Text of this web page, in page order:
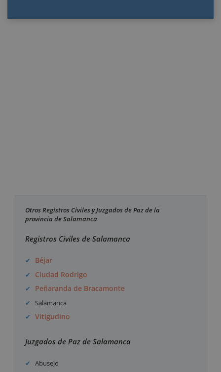
Otros Registros Civiles y Juzgados de Paz de la
provincia de Salamanca
Registros Civiles de Salamanca
Béjar
Ciudad Rodrigo
Peñaranda de Bracamonte
Salamanca
Vitigudino
Juzgados de Paz de Salamanca
Abusejo